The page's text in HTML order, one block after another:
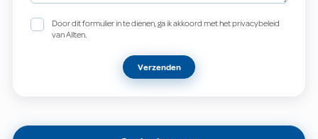
Door dit formulier in te dienen, ga ik akkoord met het privacybeleid
van Allten.
Verzenden